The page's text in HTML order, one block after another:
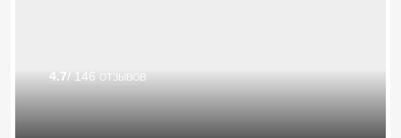
4.7/ 146 отзывов